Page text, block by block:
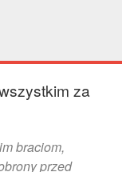
za
braciom,
przed